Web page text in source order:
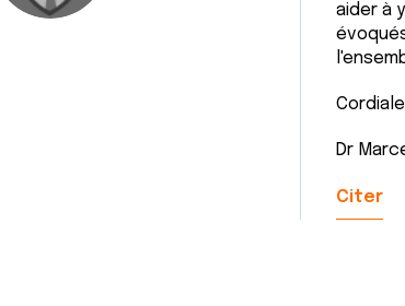
aider à
Dr
Citer